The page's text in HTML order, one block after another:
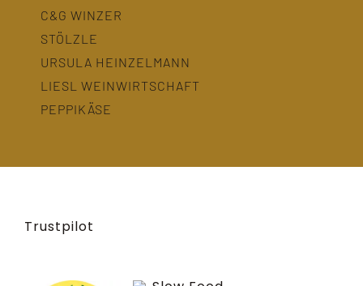
C&G WINZER
STÖLZLE
URSULA HEINZELMANN
LIESL WEINWIRTSCHAFT
PEPPIKÄSE
Trustpilot